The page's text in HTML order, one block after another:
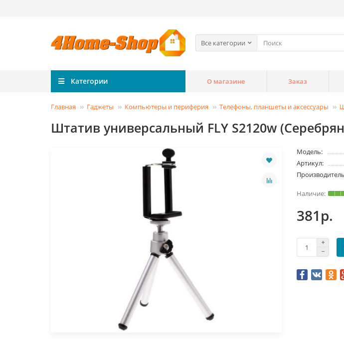
Все категории
Категории О магазине Заказ
Главная Гаджеты Компьютеры и периферия Телефоны, планшеты и аксессуары
Штатив универсальный FLY S2120w
Модель:
Артикул:
381р.